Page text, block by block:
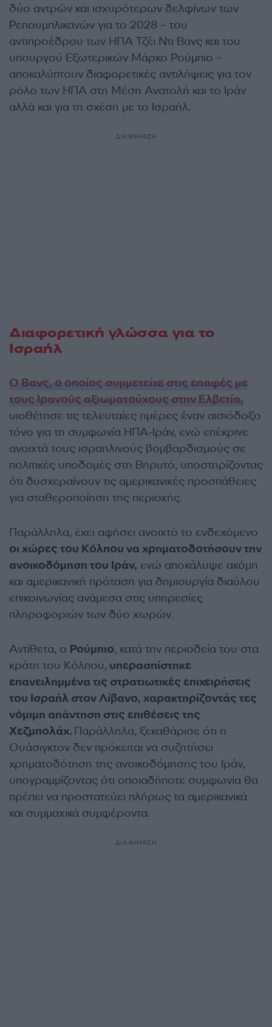
δύο αντρών και ισχυρότερων δελφίνων των
Ρεπουμπλικανών για το 2028 – του
αντιπροέδρου των ΗΠΑ Τζέι Ντι Βανς και του
υπουργού Εξωτερικών Μάρκο Ρούμπιο –
αποκαλύπτουν διαφορετικές αντιλήψεις για τον
ρόλο των ΗΠΑ στη Μέση Ανατολή και το Ιράν
αλλά και για τη σχέση με το Ισραήλ.
ΔΙΑΦΗΜΙΣΗ
Διαφορετική γλώσσα για το
Ισραήλ
Ο Βανς, ο οποίος συμμετείχε στις επαφές με
τους Ιρανούς αξιωματούχους στην Ελβετία,
υιοθέτησε τις τελευταίες ημέρες έναν αισιόδοξο
τόνο για τη συμφωνία ΗΠΑ-Ιράν, ενώ επέκρινε
ανοιχτά τους ισραηλινούς βομβαρδισμούς σε
πολιτικές υποδομές στη Βηρυτό, υποστηρίζοντας
ότι δυσχεραίνουν τις αμερικανικές προσπάθειες
για σταθεροποίηση της περιοχής.
Παράλληλα, έχει αφήσει ανοιχτό το ενδεχόμενο
οι χώρες του Κόλπου να χρηματοδοτήσουν την
ανοικοδόμηση του Ιράν, ενώ αποκάλυψε ακόμη
και αμερικανική πρόταση για δημιουργία διαύλου
επικοινωνίας ανάμεσα στις υπηρεσίες
πληροφοριών των δύο χωρών.
Αντίθετα, ο Ρούμπιο, κατά την περιοδεία του στα
κράτη του Κόλπου, υπερασπίστηκε
επανειλημμένα τις στρατιωτικές επιχειρήσεις
του Ισραήλ στον Λίβανο, χαρακτηρίζοντάς τες
νόμιμη απάντηση στις επιθέσεις της
Χεζμπολάχ. Παράλληλα, ξεκαθάρισε ότι η
Ουάσιγκτον δεν πρόκειται να συζητήσει
χρηματοδότηση της ανοικοδόμησης του Ιράν,
υπογραμμίζοντας ότι οποιαδήποτε συμφωνία θα
πρέπει να προστατεύει πλήρως τα αμερικανικά
και συμμαχικά συμφέροντα.
ΔΙΑΦΗΜΙΣΗ